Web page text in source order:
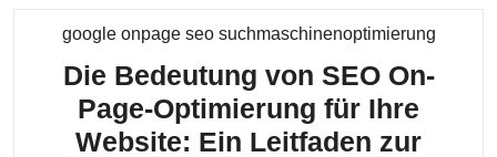
google onpage seo suchmaschinenoptimierung
Die Bedeutung von SEO On-
Page-Optimierung für Ihre
Website: Ein Leitfaden zur